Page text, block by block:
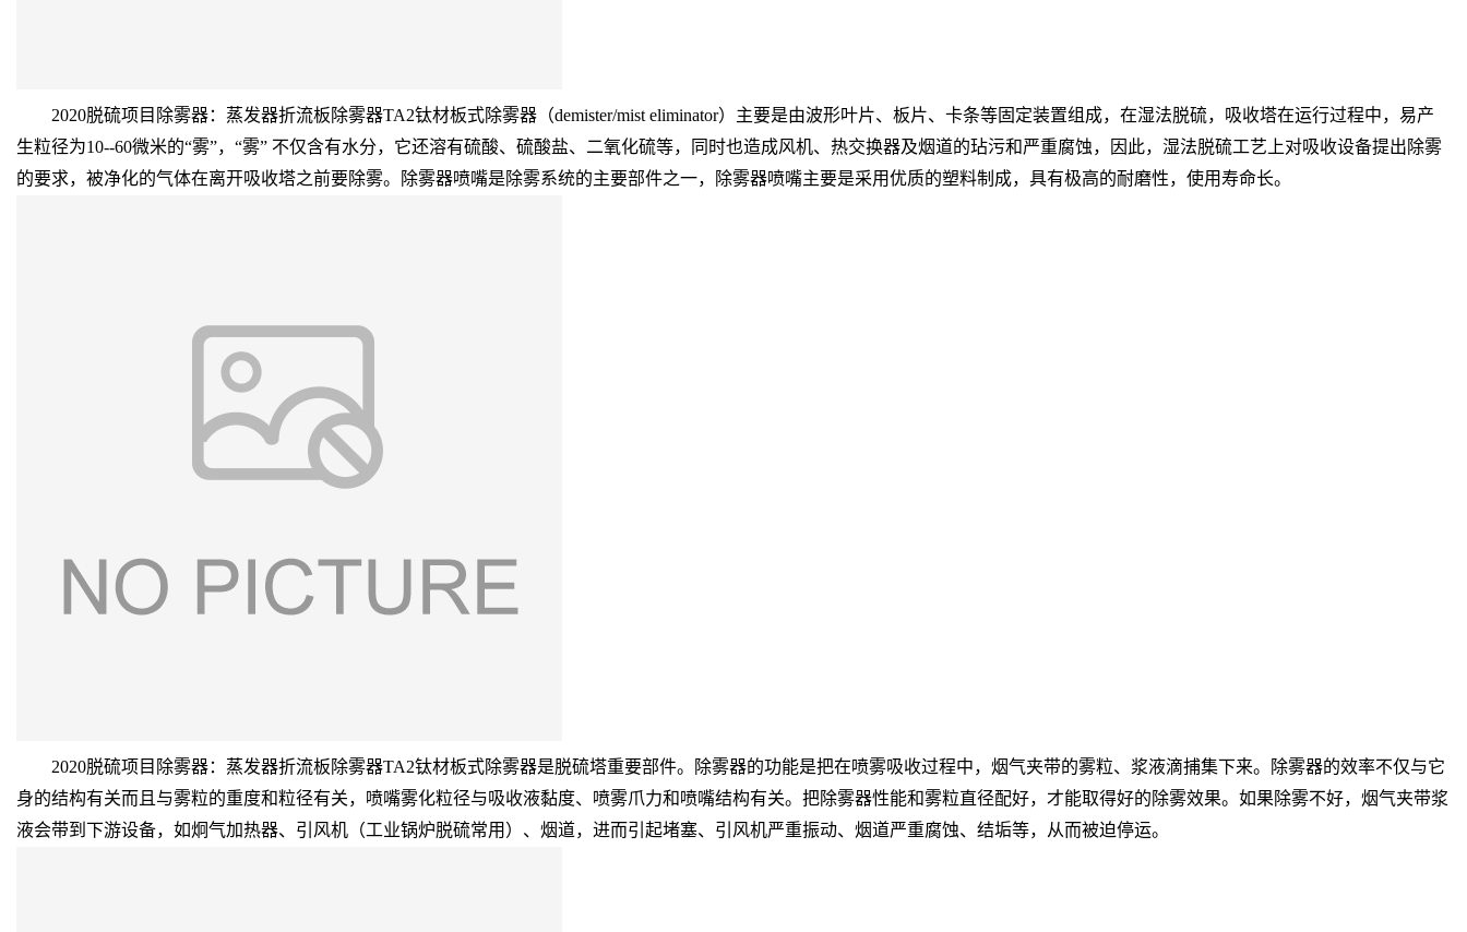
2020脱硫项目除雾器：蒸发器折流板除雾器TA2钛材板式除雾器（demister/mist eliminator）主要是由波形叶片、板片、卡条等固定装置组成，在湿法脱硫，吸收塔在运行过程中，易产
生粒径为10--60微米的“雾”，“雾” 不仅含有水分，它还溶有硫酸、硫酸盐、二氧化硫等，同时也造成风机、热交换器及烟道的玷污和严重腐蚀，因此，湿法脱硫工艺上对吸收设备提出除雾
的要求，被净化的气体在离开吸收塔之前要除雾。除雾器喷嘴是除雾系统的主要部件之一，除雾器喷嘴主要是采用优质的塑料制成，具有极高的耐磨性，使用寿命长。
2020脱硫项目除雾器：蒸发器折流板除雾器TA2钛材板式除雾器是脱硫塔重要部件。除雾器的功能是把在喷雾吸收过程中，烟气夹带的雾粒、浆液滴捕集下来。除雾器的效率不仅与它
身的结构有关而且与雾粒的重度和粒径有关，喷嘴雾化粒径与吸收液黏度、喷雾爪力和喷嘴结构有关。把除雾器性能和雾粒直径配好，才能取得好的除雾效果。如果除雾不好，烟气夹带浆
液会带到下游设备，如炯气加热器、引风机（工业锅炉脱硫常用）、烟道，进而引起堵塞、引风机严重振动、烟道严重腐蚀、结垢等，从而被迫停运。